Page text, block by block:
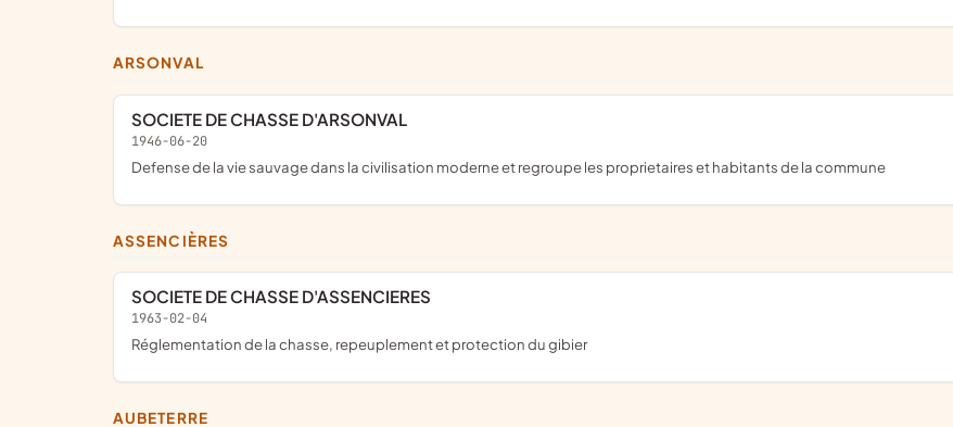
ARSONVAL
SOCIETE DE CHASSE D'ARSONVAL
1946-06-20
defense de la vie sauvage dans la civilisation moderne et regroupe les proprietaires et habitants de la commune
ASSENCIÈRES
SOCIETE DE CHASSE D'ASSENCIERES
1963-02-04
réglementation de la chasse, repeuplement et protection du gibier
AUBETERRE